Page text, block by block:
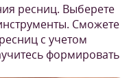
ресниц. Выберете
Сможете
с учетом
формировать